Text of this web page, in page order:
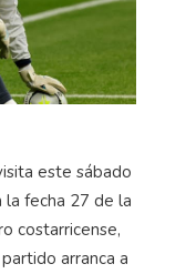
este sábado
fecha 27 de la
costarricense,
arranca a